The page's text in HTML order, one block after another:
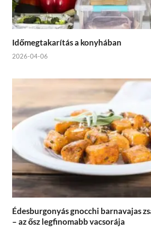
Időmegtakarítás a konyhában
2026-04-06
Édesburgonyás gnocchi barnavajas
– az ősz legfinomabb vacsorája